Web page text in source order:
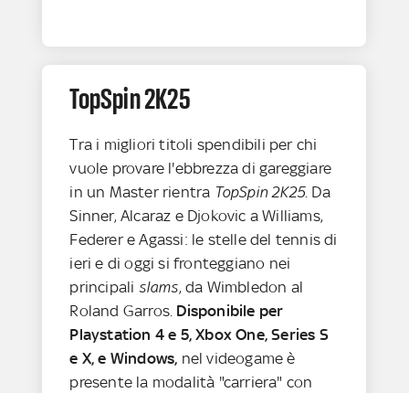
TopSpin 2K25
Tra i migliori titoli spendibili per chi
vuole provare l'ebbrezza di gareggiare
in un Master rientra TopSpin 2K25. Da
Sinner, Alcaraz e Djokovic a Williams,
Federer e Agassi: le stelle del tennis di
ieri e di oggi si fronteggiano nei
principali slams, da Wimbledon al
Roland Garros. Disponibile per
Playstation 4 e 5, Xbox One, Series S
e X, e Windows, nel videogame è
presente la modalità "carriera" con